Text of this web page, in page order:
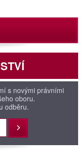
s novými právními
oboru.
odběru.
Přihlásit